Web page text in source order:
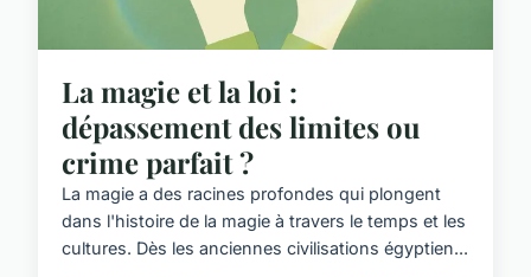
La magie et la loi :
dépassement des limites ou
crime parfait ?
La magie a des racines profondes qui plongent
dans l'histoire de la magie à travers le temps et les
cultures. Dès les anciennes civilisations égyptien...